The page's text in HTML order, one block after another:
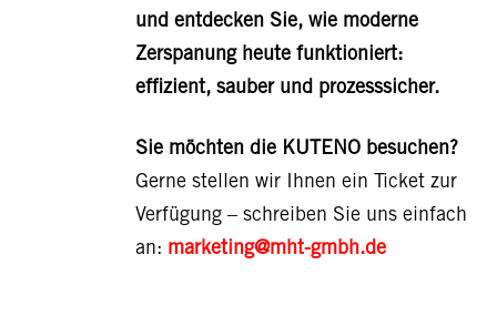
und entdecken Sie, wie moderne
Zerspanung heute funktioniert:
effizient, sauber und prozesssicher.
Sie möchten die KUTENO besuchen?
Gerne stellen wir Ihnen ein Ticket zur
Verfügung – schreiben Sie uns einfach
an: marketing@mht-gmbh.de